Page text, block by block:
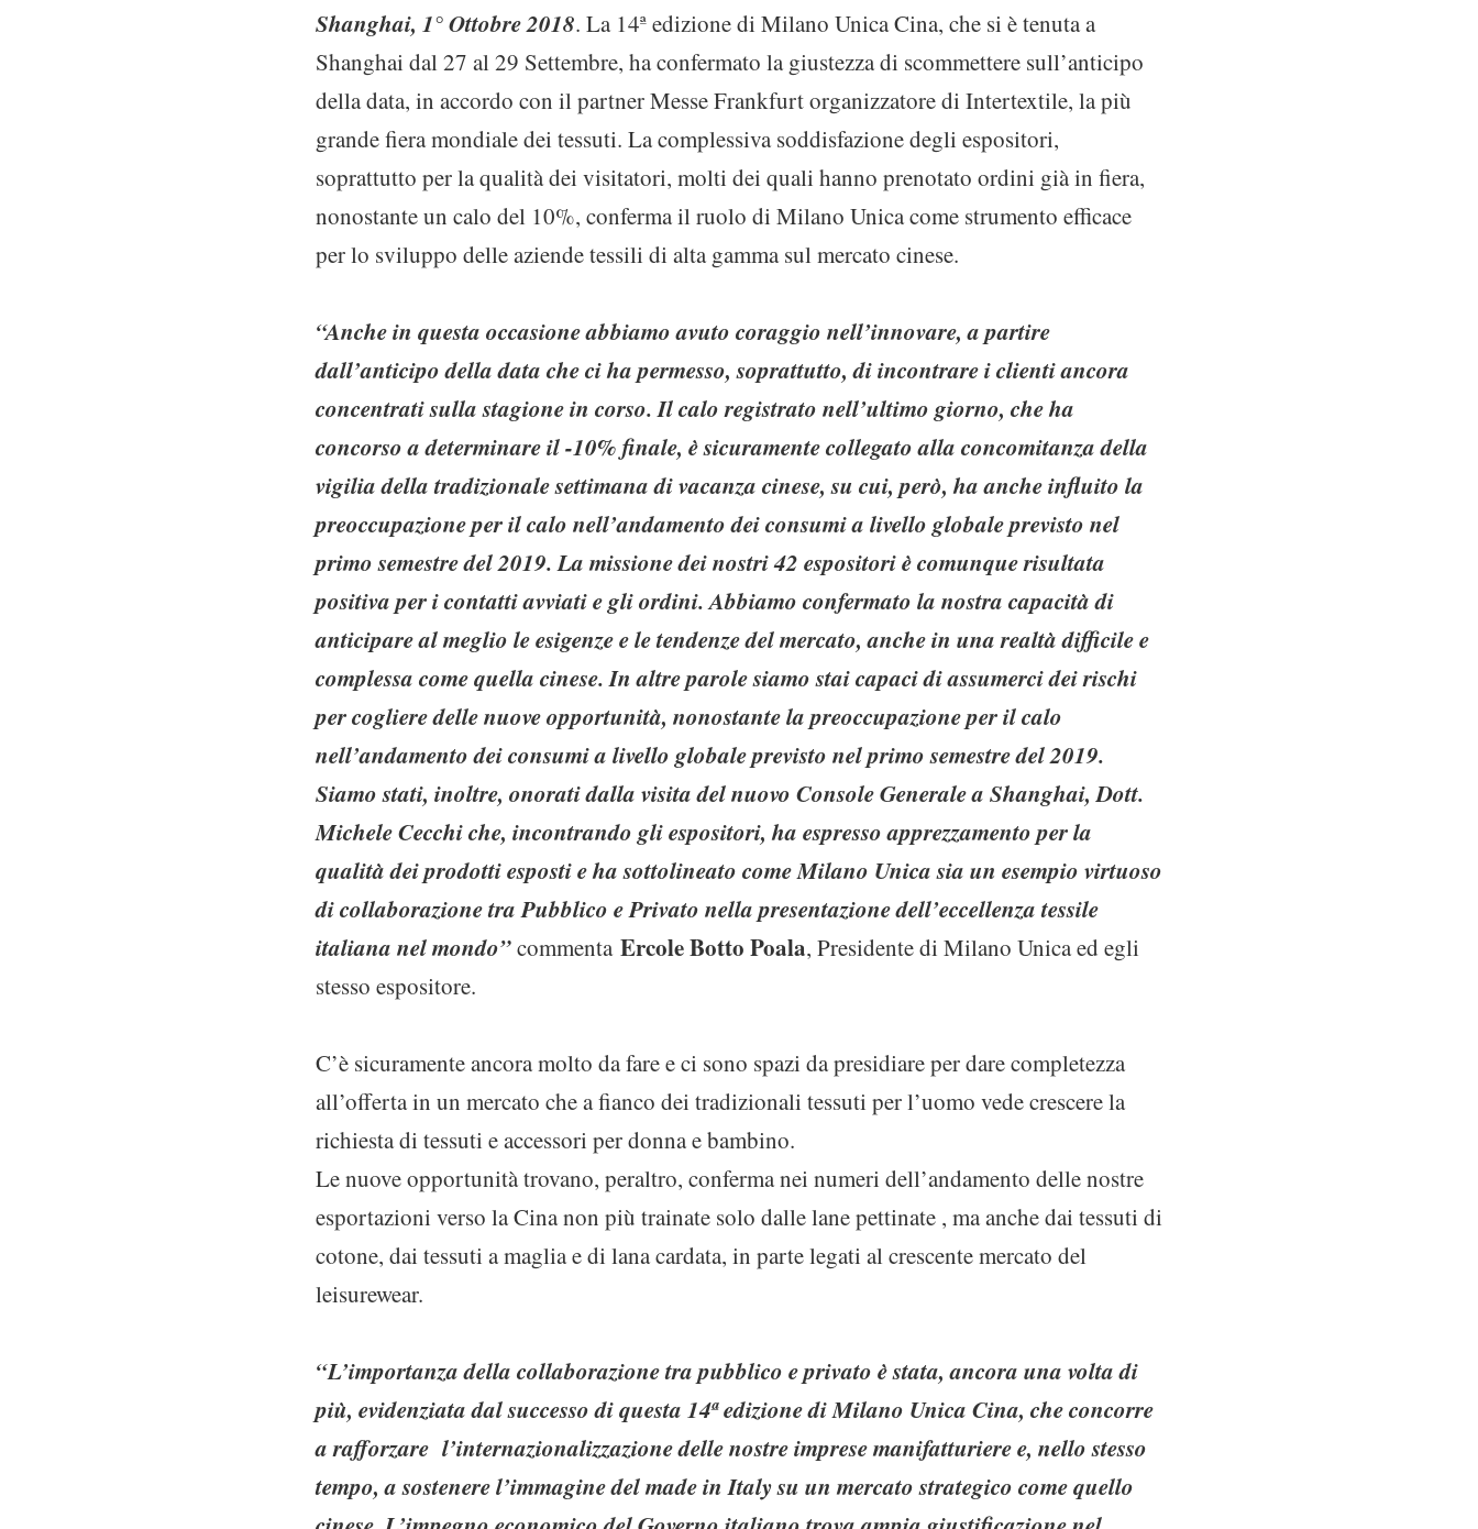
Shanghai, 1° Ottobre 2018. La 14ª edizione di Milano Unica Cina, che si è tenuta a
Shanghai dal 27 al 29 Settembre, ha confermato la giustezza di scommettere sull’anticipo
della data, in accordo con il partner Messe Frankfurt organizzatore di Intertextile, la più
grande fiera mondiale dei tessuti. La complessiva soddisfazione degli espositori,
soprattutto per la qualità dei visitatori, molti dei quali hanno prenotato ordini già in fiera,
nonostante un calo del 10%, conferma il ruolo di Milano Unica come strumento efficace
per lo sviluppo delle aziende tessili di alta gamma sul mercato cinese.
“Anche in questa occasione abbiamo avuto coraggio nell’innovare, a partire
dall’anticipo della data che ci ha permesso, soprattutto, di incontrare i clienti ancora
concentrati sulla stagione in corso. Il calo registrato nell’ultimo giorno, che ha
concorso a determinare il -10% finale, è sicuramente collegato alla concomitanza della
vigilia della tradizionale settimana di vacanza cinese, su cui, però, ha anche influito la
preoccupazione per il calo nell’andamento dei consumi a livello globale previsto nel
primo semestre del 2019. La missione dei nostri 42 espositori è comunque risultata
positiva per i contatti avviati e gli ordini. Abbiamo confermato la nostra capacità di
anticipare al meglio le esigenze e le tendenze del mercato, anche in una realtà difficile e
complessa come quella cinese. In altre parole siamo stai capaci di assumerci dei rischi
per cogliere delle nuove opportunità, nonostante la preoccupazione per il calo
nell’andamento dei consumi a livello globale previsto nel primo semestre del 2019.
Siamo stati, inoltre, onorati dalla visita del nuovo Console Generale a Shanghai, Dott.
Michele Cecchi che, incontrando gli espositori, ha espresso apprezzamento per la
qualità dei prodotti esposti e ha sottolineato come Milano Unica sia un esempio virtuoso
di collaborazione tra Pubblico e Privato nella presentazione dell’eccellenza tessile
italiana nel mondo”commenta Ercole Botto Poala, Presidente di Milano Unica ed egli
stesso espositore.
C’è sicuramente ancora molto da fare e ci sono spazi da presidiare per dare completezza
all’offerta in un mercato che a fianco dei tradizionali tessuti per l’uomo vede crescere la
richiesta di tessuti e accessori per donna e bambino.
Le nuove opportunità trovano, peraltro, conferma nei numeri dell’andamento delle nostre
esportazioni verso la Cina non più trainate solo dalle lane pettinate , ma anche dai tessuti di
cotone, dai tessuti a maglia e di lana cardata, in parte legati al crescente mercato del
leisurewear.
“L’importanza della collaborazione tra pubblico e privato è stata, ancora una volta di
più, evidenziata dal successo di questa 14ª edizione di Milano Unica Cina, che concorre
a rafforzare l’internazionalizzazione delle nostre imprese manifatturiere e, nello stesso
tempo, a sostenere l’immagine del made in Italy su un mercato strategico come quello